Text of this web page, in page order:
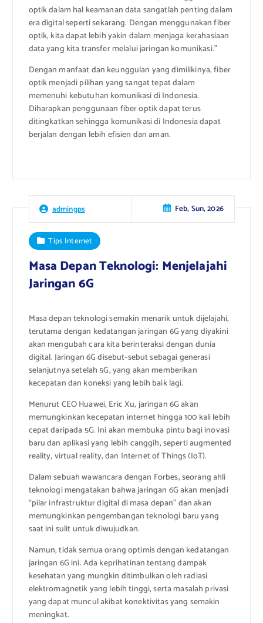
optik dalam hal keamanan data sangatlah penting dalam
era digital seperti sekarang. Dengan menggunakan fiber
optik, kita dapat lebih yakin dalam menjaga kerahasiaan
data yang kita transfer melalui jaringan komunikasi.”
Dengan manfaat dan keunggulan yang dimilikinya, fiber
optik menjadi pilihan yang sangat tepat dalam
memenuhi kebutuhan komunikasi di Indonesia.
Diharapkan penggunaan fiber optik dapat terus
ditingkatkan sehingga komunikasi di Indonesia dapat
berjalan dengan lebih efisien dan aman.
admingps Feb, Sun, 2026
Tips Internet
Masa Depan Teknologi: Menjelajahi
Jaringan 6G
Masa depan teknologi semakin menarik untuk dijelajahi,
terutama dengan kedatangan jaringan 6G yang diyakini
akan mengubah cara kita berinteraksi dengan dunia
digital. Jaringan 6G disebut-sebut sebagai generasi
selanjutnya setelah 5G, yang akan memberikan
kecepatan dan koneksi yang lebih baik lagi.
Menurut CEO Huawei, Eric Xu, jaringan 6G akan
memungkinkan kecepatan internet hingga 100 kali lebih
cepat daripada 5G. Ini akan membuka pintu bagi inovasi
baru dan aplikasi yang lebih canggih, seperti augmented
reality, virtual reality, dan Internet of Things (IoT).
Dalam sebuah wawancara dengan Forbes, seorang ahli
teknologi mengatakan bahwa jaringan 6G akan menjadi
“pilar infrastruktur digital di masa depan” dan akan
memungkinkan pengembangan teknologi baru yang
saat ini sulit untuk diwujudkan.
Namun, tidak semua orang optimis dengan kedatangan
jaringan 6G ini. Ada keprihatinan tentang dampak
kesehatan yang mungkin ditimbulkan oleh radiasi
elektromagnetik yang lebih tinggi, serta masalah privasi
yang dapat muncul akibat konektivitas yang semakin
meningkat.